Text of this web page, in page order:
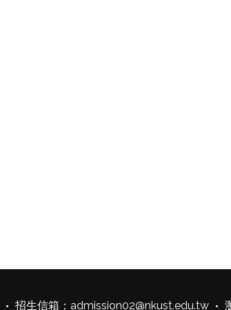
招生信箱： admission02@nkust.edu.tw